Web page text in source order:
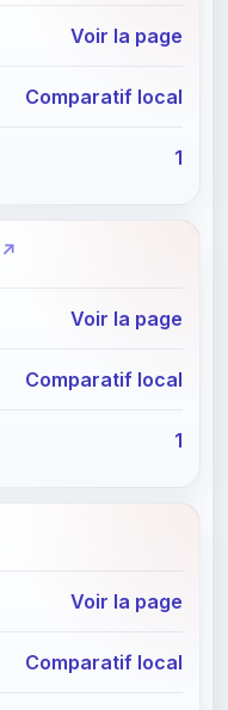
Voir la page
Comparatif local
1
Voir la page
Comparatif local
1
Voir la page
Comparatif local